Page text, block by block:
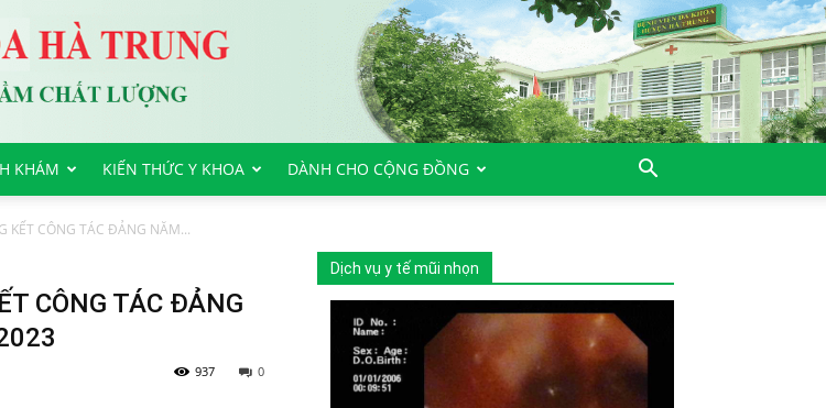
KHÁM KIẾN THỨC Y KHOA DÀNH CHO CỘNG ĐỒNG
KẾT CÔNG TÁC ĐẢNG NĂM...
CÔNG TÁC ĐẢNG
0
937
Dịch vụ y tế mũi nhọn